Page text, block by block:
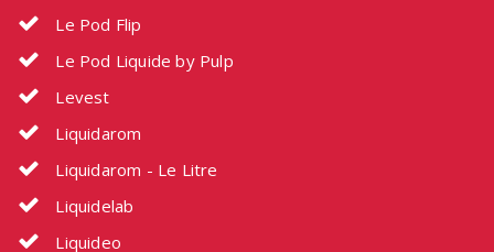
Le Pod Flip
Le Pod Liquide by Pulp
Levest
Liquidarom
Liquidarom - Le Litre
Liquidelab
Liquideo